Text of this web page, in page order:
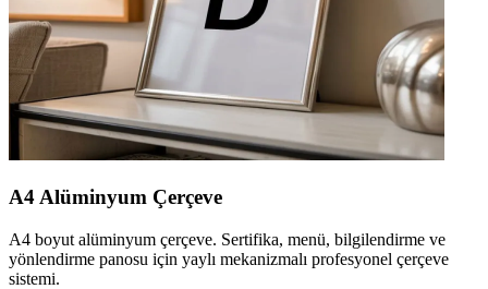
A4 Alüminyum Çerçeve
A4 boyut alüminyum çerçeve. Sertifika, menü, bilgilendirme ve
yönlendirme panosu için yaylı mekanizmalı profesyonel çerçeve
sistemi.